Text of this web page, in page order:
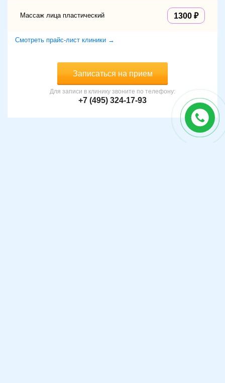
Массаж лица пластический 1300
Смотреть прайс-лист клиники →
Записаться на прием
Для записи в клинику звоните по телефону:
+7 (495) 324-17-93